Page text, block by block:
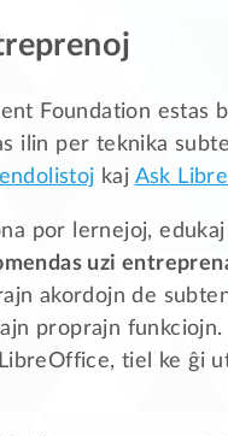
Foundation estas
ilin per teknika
kaj Ask
por lernejoj,
uzi
akordojn de
proprajn
tiel ke ĝi